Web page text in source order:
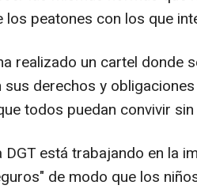
los peatones con los que
realizado un cartel donde
sus derechos y
todos puedan convivir
DGT está trabajando en la
de modo que los